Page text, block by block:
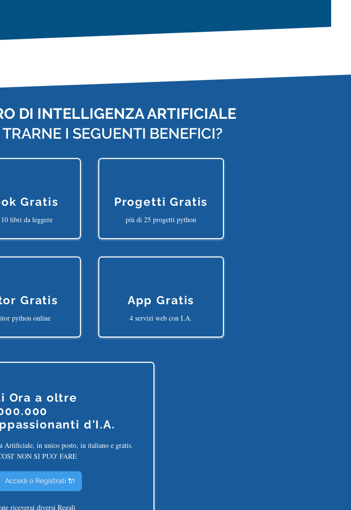
DI INTELLIGENZA ARTIFICIALE
TRARNE I SEGUENTI BENEFICI?
Gratis
libri da leggere
Gratis
python online
Progetti Gratis
più di 25 progetti python
App Gratis
4 servizi web con I.A.
Ora a oltre
d'I.A.
Artificiale, in unico posto, in italiano e gratis.
NON SI PUO' FARE
Accedi o Registrati 🔌
riceverai diversi Regali